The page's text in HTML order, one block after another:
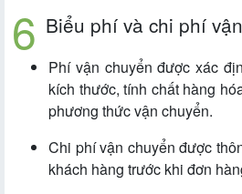
Biểu phí và chi phí
Phí vận chuyển được xác
kích thước, tính chất hàng
phương thức vận chuyển.
Chi phí vận chuyển được
khách hàng trước khi đơn